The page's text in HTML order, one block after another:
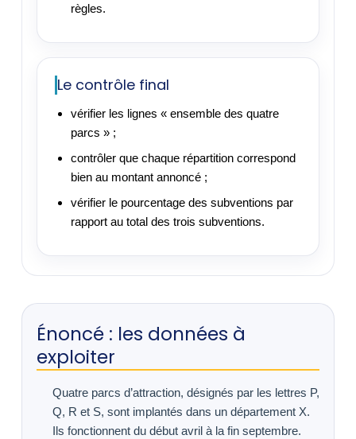
règles.
Le contrôle final
vérifier les lignes « ensemble des quatre
parcs » ;
contrôler que chaque répartition correspond
bien au montant annoncé ;
vérifier le pourcentage des subventions par
rapport au total des trois subventions.
Énoncé : les données à
exploiter
Quatre parcs d’attraction, désignés par les lettres P,
Q, R et S, sont implantés dans un département X.
Ils fonctionnent du début avril à la fin septembre.